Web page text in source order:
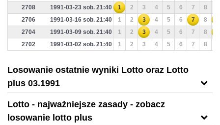
2708
1991-03-23 sob. 21:40 1 2 3 4 5 6 7 8
2706
1991-03-16 sob. 21:40 1 2 3 4 5 6 7 8
2704
1991-03-09 sob. 21:40 1 2 3 4 5 6 7 8
2702
1991-03-02 sob. 21:40 1 2 3 4 5 6 7 8
Losowanie ostatnie wyniki Lotto oraz Lotto
plus 03.1991
Lotto - najważniejsze zasady - zobacz
losowanie lotto plus